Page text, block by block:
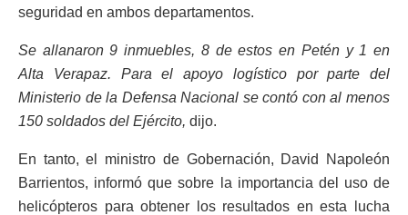
seguridad en ambos departamentos.
Se allanaron 9 inmuebles, 8 de estos en Petén y 1 en
Alta Verapaz. Para el apoyo logístico por parte del
Ministerio de la Defensa Nacional se contó con al menos
150 soldados del Ejército, dijo.
En tanto, el ministro de Gobernación, David Napoleón
Barrientos, informó que sobre la importancia del uso de
helicópteros para obtener los resultados en esta lucha